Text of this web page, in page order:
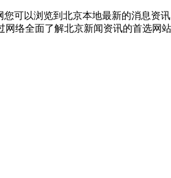
您可以浏览到北京本地最新的消息资
络全面了解北京新闻资讯的首选网站